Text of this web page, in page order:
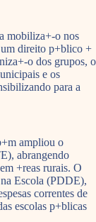
mobiliza+-o nos
um direito p+blico +
o dos grupos, o
e os
para a
ampliou o
abrangendo
+reas rurais. O
Escola (PDDE),
correntes de
escolas p+blicas